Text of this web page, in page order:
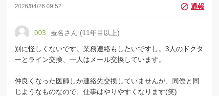
2026/04/26 09:52
003 匿名さん (11年目以上)
別に怪しくないです。業務連絡もしたいですし。3人のドクタ
ーとライン交換、一人はメール交換しています。
仲良くなった医師しか連絡先交換していませんが、同僚と同
じようなものなので、仕事はやりやすくなります(笑)